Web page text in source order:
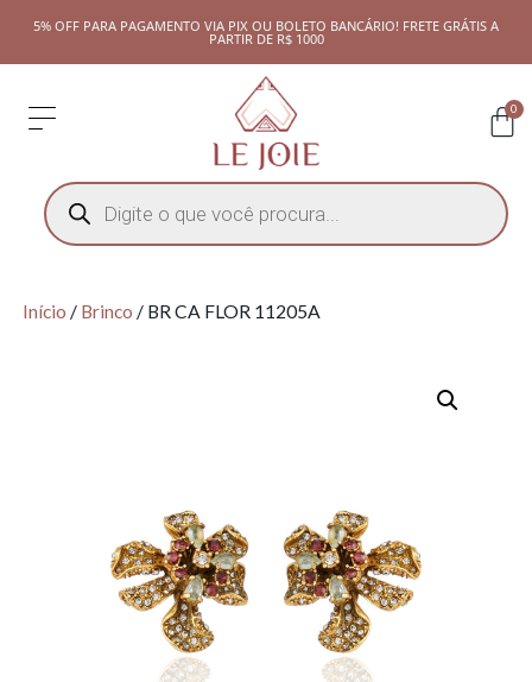
5% OFF PARA PAGAMENTO VIA PIX OU BOLETO BANCÁRIO! FRETE GRÁTIS A
PARTIR DE R$ 1000
0
Início / Brinco / BR CA FLOR 11205A